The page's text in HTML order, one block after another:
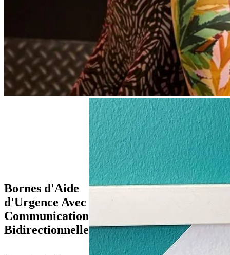
Bornes d'Aide
d'Urgence Avec
Communication
Bidirectionnelle